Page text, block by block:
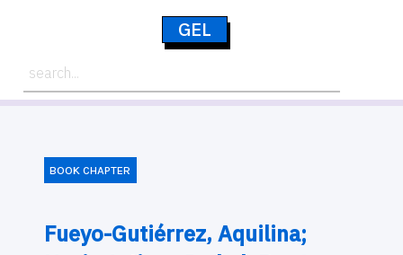
GEL
BOOK CHAPTER
Fueyo-Gutiérrez, Aquilina;